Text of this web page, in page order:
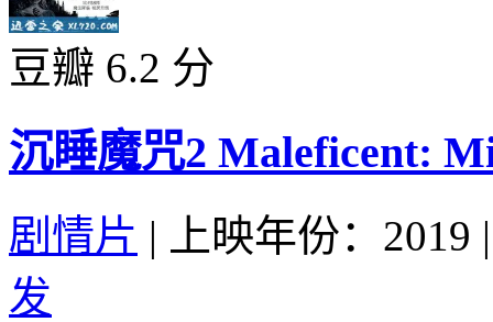
豆瓣 6.2 分
沉睡魔咒2 Maleficent:
剧情片 | 上映年份：2019 |
发